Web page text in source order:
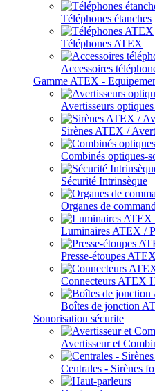
Téléphones étanches
Téléphones ATEX
Accessoires
Gamme ATEX -
Avertisseurs
Sirènes ATEX /
Combinés optiques-
Sécurité Intrinsèque
Organes de
Luminaires ATEX /
Presse-étoupes
Connecteurs ATEX
Boîtes de jonction
Sonorisation sécurite
Avertisseur et
Centrales - Sirènes